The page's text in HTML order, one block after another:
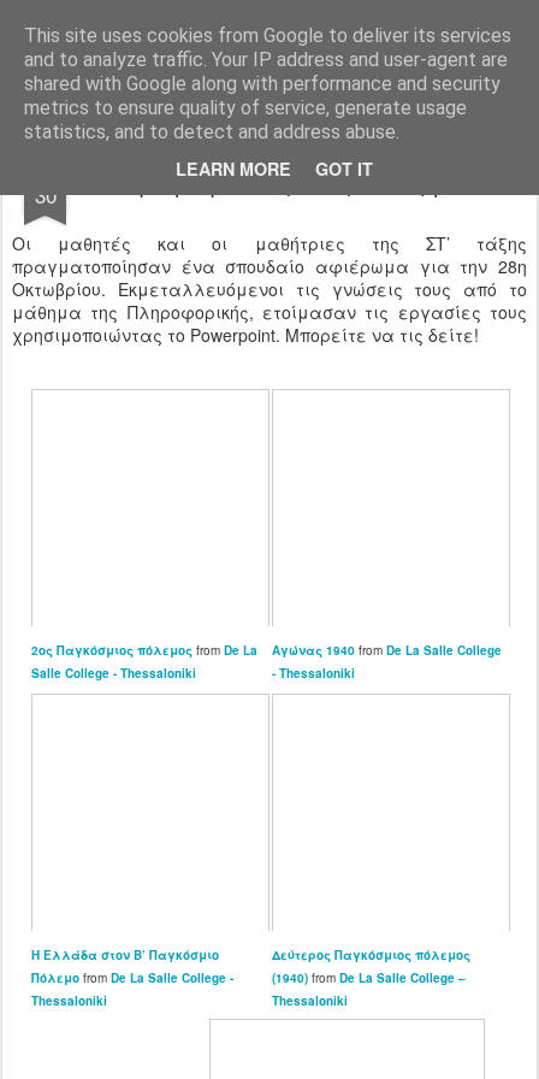
This site uses cookies from Google to deliver its services
and to analyze traffic. Your IP address and user-agent are
shared with Google along with performance and security
metrics to ensure quality of service, generate usage
statistics, and to detect and address abuse.
LEARN MORE GOT IT
Ιδιωτικό Δημοτικό Σχολείο "Ι.Μ.ΔΕΛΑΣΑΛ"
30 Αφιέρωμα στην 28η Οκτωβρίου
Οι μαθητές και οι μαθήτριες της ΣΤ’ τάξης
πραγματοποίησαν ένα σπουδαίο αφιέρωμα για την 28η
Οκτωβρίου. Εκμεταλλευόμενοι τις γνώσεις τους από το
μάθημα της Πληροφορικής, ετοίμασαν τις εργασίες τους
χρησιμοποιώντας το Powerpoint. Μπορείτε να τις δείτε!
2ος Παγκόσμιος πόλεμος from De La
Salle College - Thessaloniki
Αγώνας 1940 from De La Salle College
- Thessaloniki
Η Ελλάδα στον Β’ Παγκόσμιο
Πόλεμο from De La Salle College -
Thessaloniki
Δεύτερος Παγκόσμιος πόλεμος
(1940) from De La Salle College –
Thessaloniki